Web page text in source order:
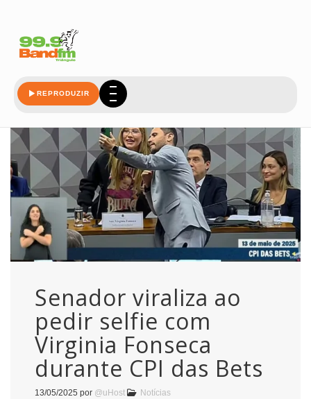
REPRODUZIR
Senador viraliza ao
pedir selfie com
Virginia Fonseca
durante CPI das Bets
13/05/2025 por @uHost Notícias